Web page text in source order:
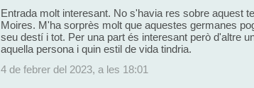
Entrada molt interesant. No s'havia res sobre aquest
Moires. M'ha sorprès molt que aquestes germanes
seu destí i tot. Per una part és interesant però d'altre
aquella persona i quin estil de vida tindria.
4 de febrer del 2023, a les 18:01